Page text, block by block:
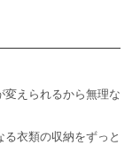
えられるから無理な
衣類の収納をずっと